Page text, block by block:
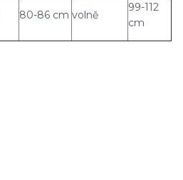
80-86 cm volně
99-112
cm